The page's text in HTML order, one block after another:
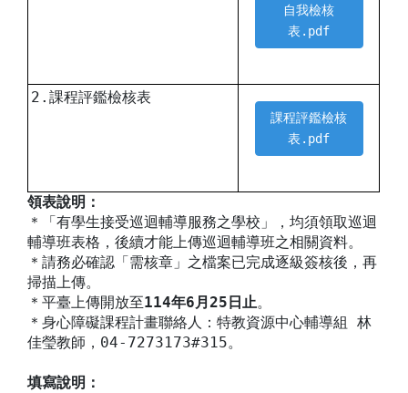
自我檢核
表.pdf
2.課程評鑑檢核表
課程評鑑檢核
表.pdf
領表說明：
＊「有學生接受巡迴輔導服務之學校」，均須領取巡迴
輔導班表格，後續才能上傳巡迴輔導班之相關資料。
＊請務必確認「需核章」之檔案已完成逐級簽核後，再
掃描上傳。
＊平臺上傳開放至114年6月25日止。
＊身心障礙課程計畫聯絡人：特教資源中心輔導組 林
佳瑩教師，04-7273173#315。
填寫說明：